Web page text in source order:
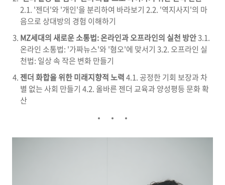
2.1. '젠더'와 '개인'을 분리하여 바라보기 2.2. '역지사지'의 마
음으로 상대방의 경험 이해하기
MZ세대의 새로운 소통법: 온라인과 오프라인의 실천 방안3.1.
온라인 소통법: '가짜뉴스'와 '혐오'에 맞서기 3.2. 오프라인 실
천법: 일상 속 작은 변화 만들기
젠더 화합을 위한 미래지향적 노력4.1. 공정한 기회 보장과 차
별 없는 사회 만들기 4.2. 올바른 젠더 교육과 양성평등 문화 확
산